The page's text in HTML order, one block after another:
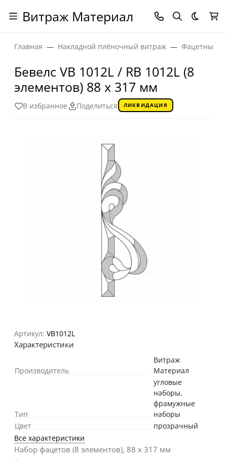
Витраж Материал Темная
Главная Накладной плёночный витраж Фацетные
Бевелс VB 1012L / RB 1012L (8
элементов) 88 х 317 мм
В избранное Поделиться ЛИКВИДАЦИЯ
Артикул: VB1012L
Характеристики
Производитель
Витраж
Материал
Тип
угловые
наборы,
фрамужные
наборы
Цвет
прозрачный
Все характеристики
Набор фацетов (8 элементов), 88 х 317 мм